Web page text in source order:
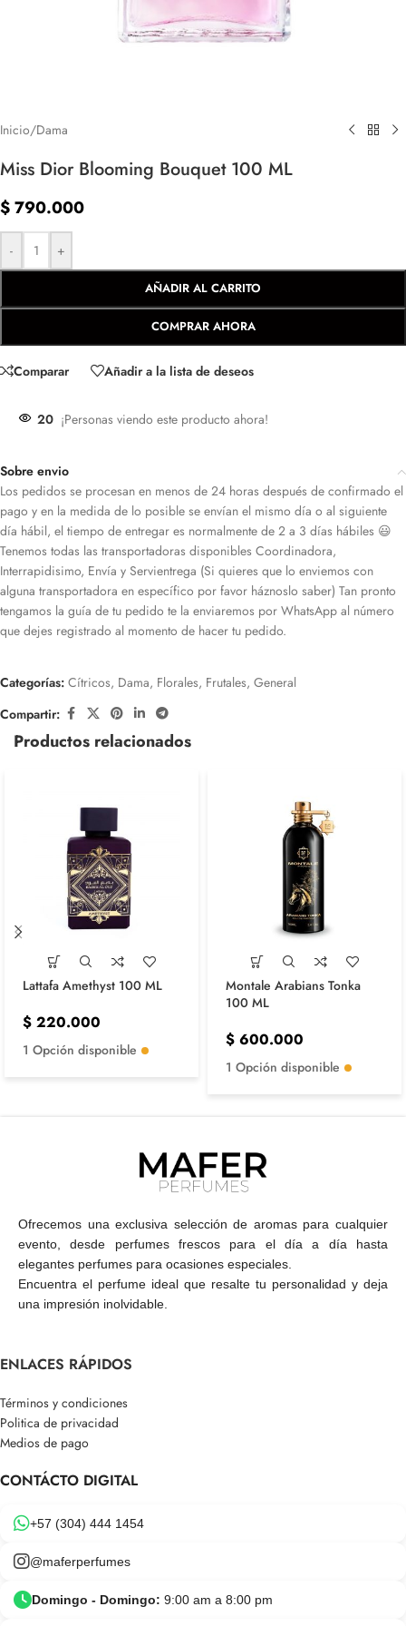
Inicio/Dama
Miss Dior Blooming Bouquet 100 ML
$790.000
- +
AÑADIR AL CARRITO
COMPRAR AHORA
Comparar Añadir a la lista de deseos
20 ¡Personas viendo este producto ahora!
Sobre envio
Los pedidos se procesan en menos de 24 horas después de confirmado el
pago y en la medida de lo posible se envían el mismo día o al siguiente
día hábil, el tiempo de entregar es normalmente de 2 a 3 días hábiles 😃
Tenemos todas las transportadoras disponibles Coordinadora,
Interrapidisimo, Envía y Servientrega (Si quieres que lo enviemos con
alguna transportadora en específico por favor háznoslo saber) Tan pronto
tengamos la guía de tu pedido te la enviaremos por WhatsApp al número
que dejes registrado al momento de hacer tu pedido.
Categorías: Cítricos, Dama, Florales, Frutales, General
Compartir:
Productos relacionados
Lattafa Amethyst 100 ML
$ 220.000
1 Opción disponible
Montale Arabians Tonka
100 ML
$ 600.000
1 Opción disponible
Ofrecemos una exclusiva selección de aromas para cualquier
evento, desde perfumes frescos para el día a día hasta
elegantes perfumes para ocasiones especiales.
Encuentra el perfume ideal que resalte tu personalidad y deja
una impresión inolvidable.
ENLACES RÁPIDOS
Términos y condiciones
Politica de privacidad
Medios de pago
CONTÁCTO DIGITAL
+57 (304) 444 1454
@maferperfumes
Domingo - Domingo: 9:00 am a 8:00 pm